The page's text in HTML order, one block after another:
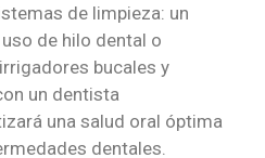
de limpieza: un
de hilo dental o
bucales y
un dentista
una salud oral óptima
dentales.